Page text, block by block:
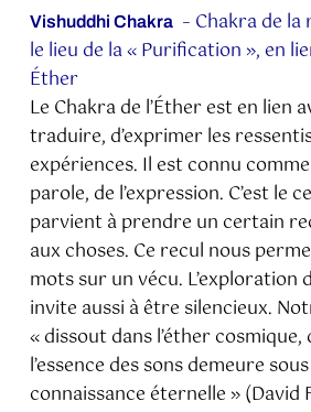
Vishuddhi Chakra– Chakra de la
le lieu de la « Purification », en
Éther
Le Chakra de l’Éther est en lien
traduire, d’exprimer les
expériences. Il est connu
parole, de l’expression. C’est le
parvient à prendre un certain
aux choses. Ce recul nous
mots sur un vécu. L’exploration
invite aussi à être silencieux.
« dissout dans l’éther cosmique,
l’essence des sons demeure
connaissance éternelle » (David